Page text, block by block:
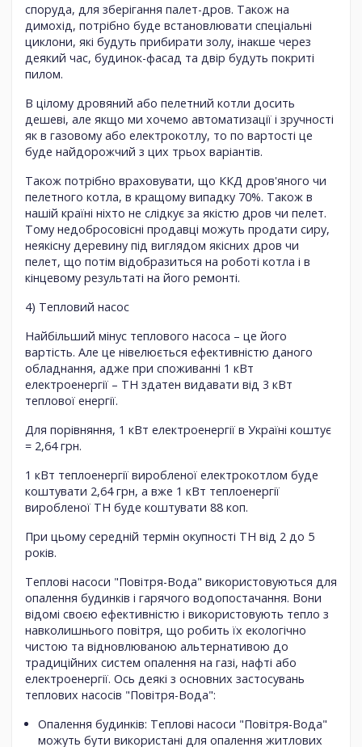
споруда, для зберігання палет-дров. Також на
димохід, потрібно буде встановлювати спеціальні
циклони, які будуть прибирати золу, інакше через
деякий час, будинок-фасад та двір будуть покриті
пилом.
В цілому дровяний або пелетний котли досить
дешеві, але якщо ми хочемо автоматизації і зручності
як в газовому або електрокотлу, то по вартості це
буде найдорожчий з цих трьох варіантів.
Також потрібно враховувати, що ККД дров'яного чи
пелетного котла, в кращому випадку 70%. Також в
нашій країні ніхто не слідкує за якістю дров чи пелет.
Тому недобросовісні продавці можуть продати сиру,
неякісну деревину під виглядом якісних дров чи
пелет, що потім відобразиться на роботі котла і в
кінцевому результаті на його ремонті.
4) Тепловий насос
Найбільший мінус теплового насоса – це його
вартість. Але це нівелюється ефективністю даного
обладнання, адже при споживанні 1 кВт
електроенергії – ТН здатен видавати від 3 кВт
теплової енергії.
Для порівняння, 1 кВт електроенергії в Україні коштує
= 2,64 грн.
1 кВт теплоенергії виробленої електрокотлом буде
коштувати 2,64 грн, а вже 1 кВт теплоенергії
виробленої ТН буде коштувати 88 коп.
При цьому середній термін окупності ТН від 2 до 5
років.
Теплові насоси "Повітря-Вода" використовуються для
опалення будинків і гарячого водопостачання. Вони
відомі своєю ефективністю і використовують тепло з
навколишнього повітря, що робить їх екологічно
чистою та відновлюваною альтернативою до
традиційних систем опалення на газі, нафті або
електроенергії. Ось деякі з основних застосувань
теплових насосів "Повітря-Вода":
Опалення будинків: Теплові насоси "Повітря-Вода"
можуть бути використані для опалення житлових